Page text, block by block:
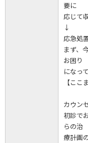
要に
応じて
↓
応急処
まず、
お困り
になっ
【ここ
カウン
初診で
らの治
療計画